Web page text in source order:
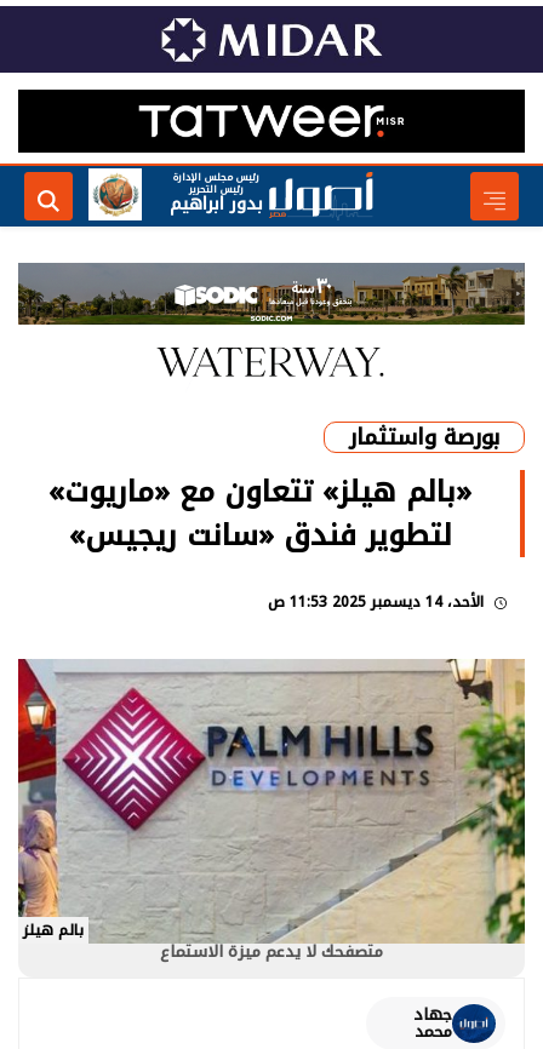
رئيس مجلس الإدارة
رئيس التحرير
بدور ابراهيم
بورصة واستثمار
«بالم هيلز» تتعاون مع «ماريوت»
لتطوير فندق «سانت ريجيس»
الأحد، 14 ديسمبر 2025 11:53 ص
بالم هيلز
متصفحك لا يدعم ميزة الاستماع
جهاد
محمد